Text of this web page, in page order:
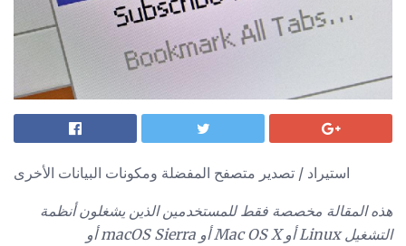
استيراد / تصدير متصفح المفضلة ومكونات البيانات الأخرى
هذه المقالة مخصصة فقط للمستخدمين الذين يشغلون أنظمة
التشغيل Linux أو Mac OS X أو macOS Sierra أو